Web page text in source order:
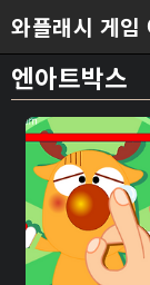
와플래시 게임
엔아트박스